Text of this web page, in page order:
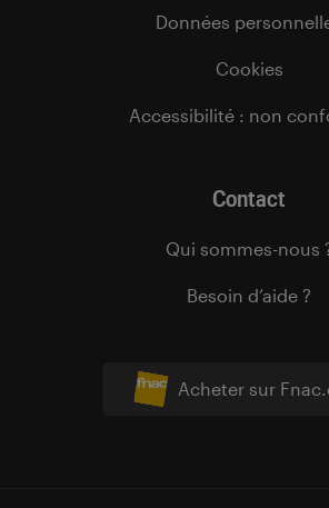
Acheter sur
Données
Cookies
Accessibilité : non
Contact
Qui sommes-nous
Besoin d’aide ?